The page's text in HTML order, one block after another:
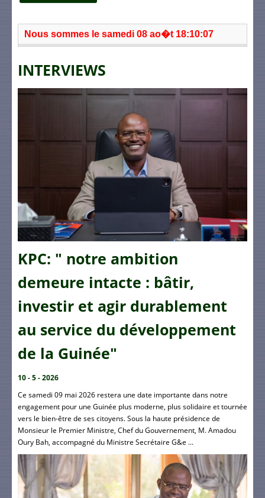
Nous sommes le samedi 08 ao�t 18:10:07
INTERVIEWS
KPC: " notre ambition
demeure intacte : bâtir,
investir et agir durablement
au service du développement
de la Guinée"
10 - 5 - 2026
Ce samedi 09 mai 2026 restera une date importante dans notre
engagement pour une Guinée plus moderne, plus solidaire et tournée
vers le bien-être de ses citoyens. Sous la haute présidence de
Monsieur le Premier Ministre, Chef du Gouvernement, M. Amadou
Oury Bah, accompagné du Ministre Secrétaire G&e ...